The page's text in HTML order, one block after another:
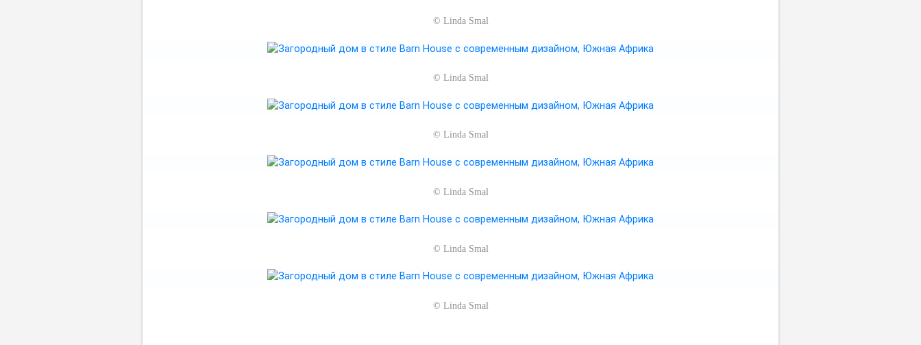
© Linda Smal
© Linda Smal
© Linda Smal
© Linda Smal
© Linda Smal
© Linda Smal